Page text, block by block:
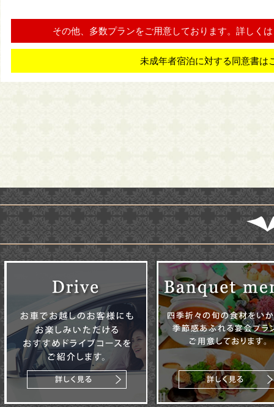
その他、多数プランをご用意しております。詳しく
未成年者宿泊に対する同意書は